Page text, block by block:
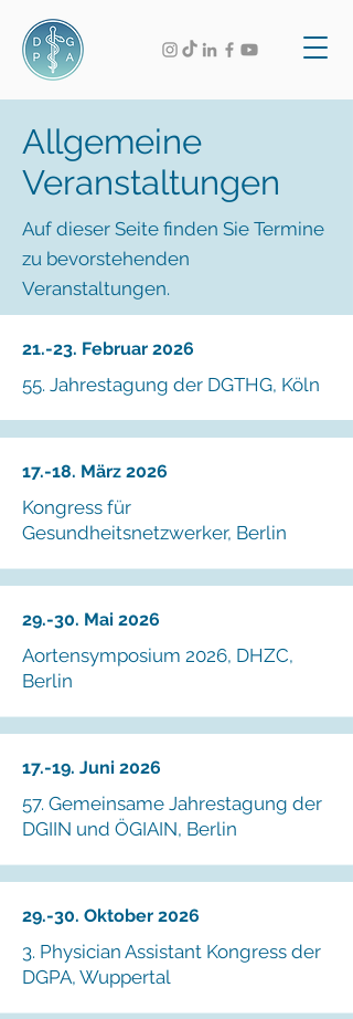
Allgemeine
Veranstaltungen
Auf dieser Seite finden Sie Termine
zu bevorstehenden
Veranstaltungen.
21.-23. Februar 2026
55. Jahrestagung der DGTHG, Köln
17.-18. März 2026
Kongress für
Gesundheitsnetzwerker, Berlin
29.-30. Mai 2026
Aortensymposium 2026, DHZC,
Berlin
17.-19. Juni 2026
57. Gemeinsame Jahrestagung der
DGIIN und ÖGIAIN, Berlin
29.-30. Oktober 2026
3. Physician Assistant Kongress der
DGPA, Wuppertal